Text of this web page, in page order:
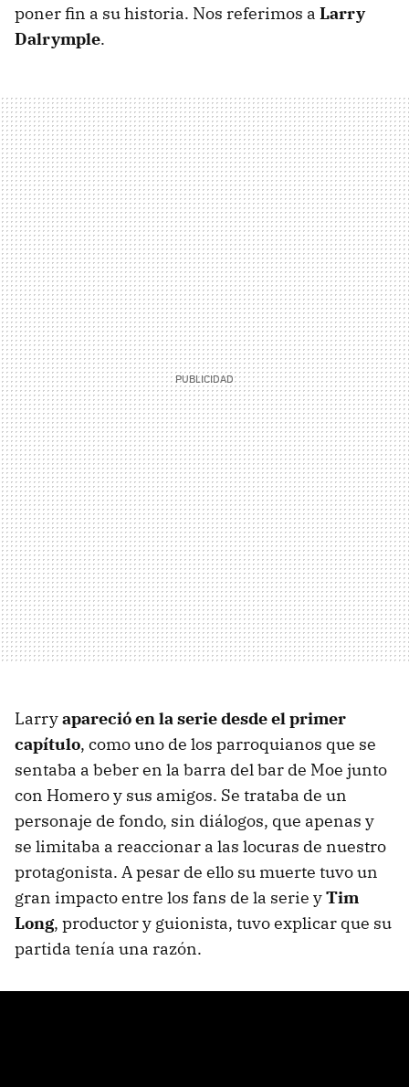
poner fin a su historia. Nos referimos a Larry
Dalrymple.
Larryapareció en la serie desde el primer
capítulo, como uno de los parroquianos que se
sentaba a beber en la barra del bar de Moe junto
con Homero y sus amigos. Se trataba de un
personaje de fondo, sin diálogos, que apenas y
se limitaba a reaccionar a las locuras de nuestro
protagonista. A pesar de ello su muerte tuvo un
gran impacto entre los fans de la serie yTim
Long, productor y guionista, tuvo explicar que su
partida tenía una razón.